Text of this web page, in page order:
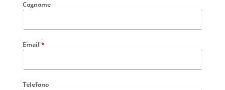
Cognome
Email *
Telefono